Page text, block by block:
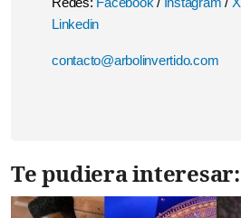
Linkedin
contacto@arbolinvertido.com
Te pudiera interesar: